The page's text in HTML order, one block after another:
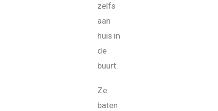
zelfs
aan
huis in
de
buurt.
Ze
baten